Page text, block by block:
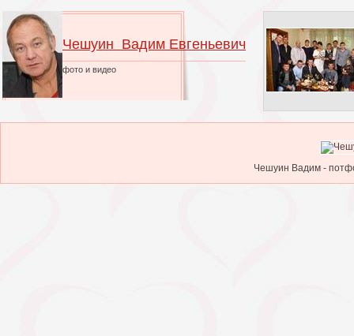
Чешуин Вадим Евгеньевич
фото и видео
Чешуин Вадим -